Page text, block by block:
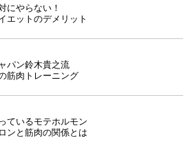
にやらない！
エットのデメリット
パン鈴木貴之流
筋肉トレーニング
ているモテホルモン
ンと筋肉の関係とは